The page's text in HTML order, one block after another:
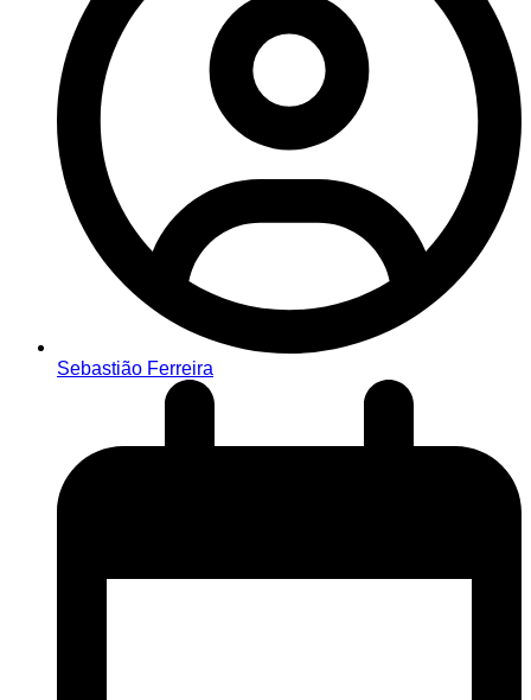
Sebastião Ferreira